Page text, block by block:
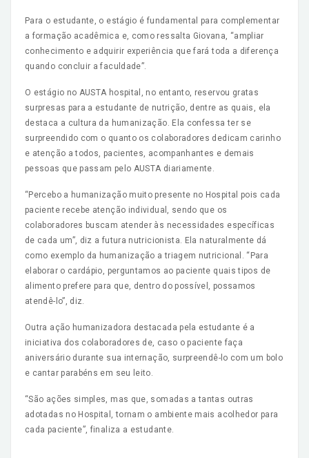
Para o estudante, o estágio é fundamental para complementar
a formação acadêmica e, como ressalta Giovana, “ampliar
conhecimento e adquirir experiência que fará toda a diferença
quando concluir a faculdade”.
O estágio no AUSTA hospital, no entanto, reservou gratas
surpresas para a estudante de nutrição, dentre as quais, ela
destaca a cultura da humanização. Ela confessa ter se
surpreendido com o quanto os colaboradores dedicam carinho
e atenção a todos, pacientes, acompanhantes e demais
pessoas que passam pelo AUSTA diariamente.
“Percebo a humanização muito presente no Hospital pois cada
paciente recebe atenção individual, sendo que os
colaboradores buscam atender às necessidades específicas
de cada um”, diz a futura nutricionista. Ela naturalmente dá
como exemplo da humanização a triagem nutricional. “Para
elaborar o cardápio, perguntamos ao paciente quais tipos de
alimento prefere para que, dentro do possível, possamos
atendê-lo”, diz.
Outra ação humanizadora destacada pela estudante é a
iniciativa dos colaboradores de, caso o paciente faça
aniversário durante sua internação, surpreendê-lo com um bolo
e cantar parabéns em seu leito.
“São ações simples, mas que, somadas a tantas outras
adotadas no Hospital, tornam o ambiente mais acolhedor para
cada paciente”, finaliza a estudante.